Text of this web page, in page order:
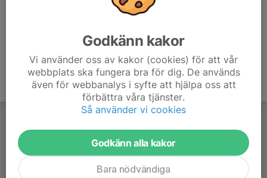
Godkänn kakor
Vi använder oss av kakor (cookies) för att vår
webbplats ska fungera bra för dig. De används
även för webbanalys i syfte att hjälpa oss att
förbättra våra tjänster.
Så använder vi cookies
Godkänn alla kakor
Bara nödvändiga